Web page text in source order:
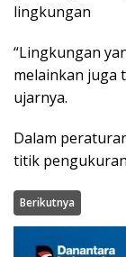
lingkungan
“Lingkungan
melainkan juga
ujarnya.
Dalam
titik
Berikutnya